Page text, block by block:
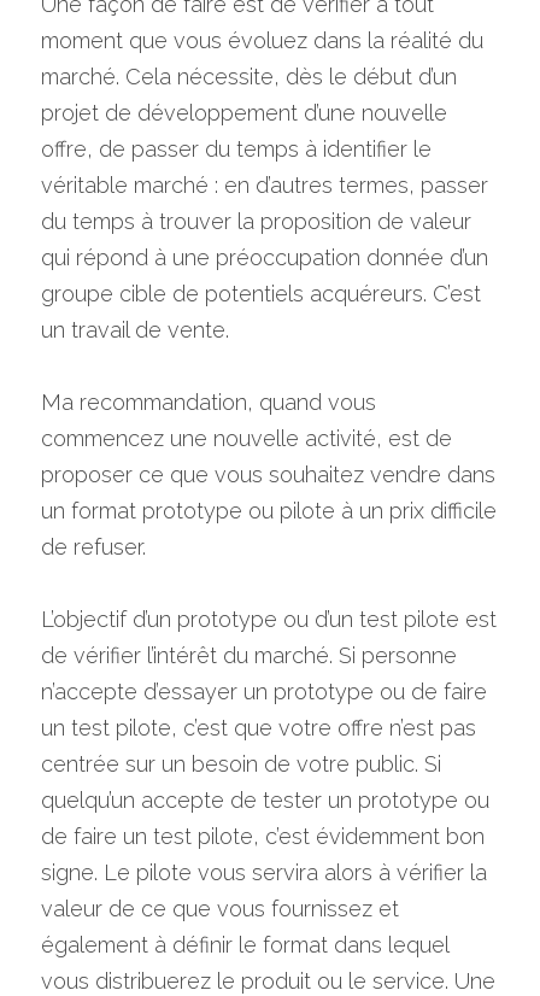
moment que vous évoluez dans la réalité du
marché. Cela nécessite, dès le début d’un
projet de développement d’une nouvelle
offre, de passer du temps à identifier le
véritable marché : en d’autres termes, passer
du temps à trouver la proposition de valeur
qui répond à une préoccupation donnée d’un
groupe cible de potentiels acquéreurs. C’est
un travail de vente.
Ma recommandation, quand vous
commencez une nouvelle activité, est de
proposer ce que vous souhaitez vendre dans
un format prototype ou pilote à un prix difficile
de refuser.
L’objectif d’un prototype ou d’un test pilote est
de vérifier l’intérêt du marché. Si personne
n’accepte d’essayer un prototype ou de faire
un test pilote, c’est que votre offre n’est pas
centrée sur un besoin de votre public. Si
quelqu’un accepte de tester un prototype ou
de faire un test pilote, c’est évidemment bon
signe. Le pilote vous servira alors à vérifier la
valeur de ce que vous fournissez et
également à définir le format dans lequel
vous distribuerez le produit ou le service. Une